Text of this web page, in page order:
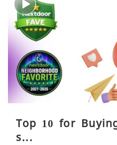
Top 10 for
s...